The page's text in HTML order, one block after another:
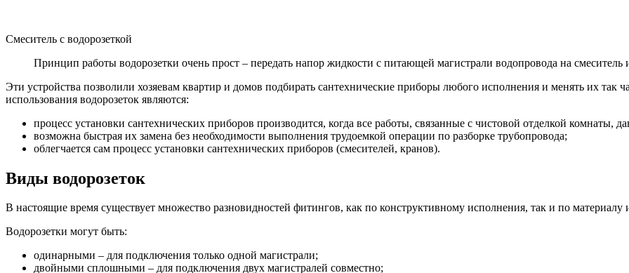
Смеситель с водорозеткой
Принцип работы водорозетки очень прост – передать напор жидкости с питающей магистрали водопровода на смеситель
Эти устройства позволили хозяевам квартир и домов подбирать сантехнические приборы любого исполнения и менять их
использования водорозеток являются:
процесс установки сантехнических приборов производится, когда все работы, связанные с чистовой отделкой комнаты,
возможна быстрая их замена без необходимости выполнения трудоемкой операции по разборке трубопровода;
облегчается сам процесс установки сантехнических приборов (смесителей, кранов).
Виды водорозеток
В настоящие время существует множество разновидностей фитингов, как по конструктивному исполнения, так и по материалу
Водорозетки могут быть:
одинарными – для подключения только одной магистрали;
двойными сплошными – для подключения двух магистралей совместно;